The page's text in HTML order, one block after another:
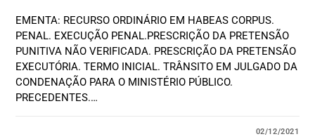
EMENTA: RECURSO ORDINÁRIO EM HABEAS CORPUS.
PENAL. EXECUÇÃO PENAL.PRESCRIÇÃO DA PRETENSÃO
PUNITIVA NÃO VERIFICADA. PRESCRIÇÃO DA PRETENSÃO
EXECUTÓRIA. TERMO INICIAL. TRÂNSITO EM JULGADO DA
CONDENAÇÃO PARA O MINISTÉRIO PÚBLICO.
PRECEDENTES.…
02/12/2021